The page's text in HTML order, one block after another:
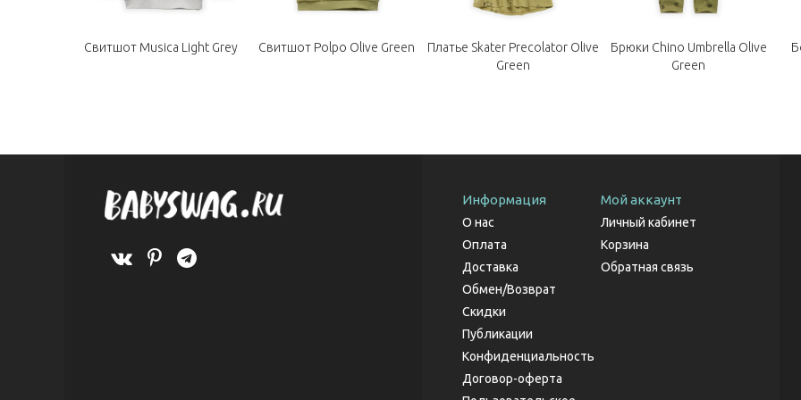
Свитшот Musica Light Grey Свитшот Polpo Olive Green
Платье Skater Precolator Olive
Green
Брюки Chino Umbrella Olive
Green
Информация
О нас
Оплата
Доставка
Обмен/Возврат
Скидки
Публикации
Конфиденциальность
Договор-оферта
Мой аккаунт
Личный кабинет
Корзина
Обратная связь